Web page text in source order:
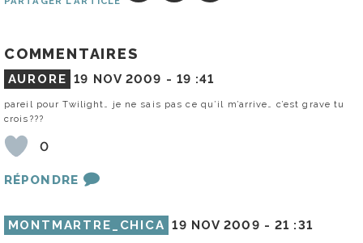
COMMENTAIRES
AURORE 19 NOV 2009 - 19 :41
pareil pour Twilight… je ne sais pas ce qu’il m’arrive… c’est grave tu
crois???
0
RÉPONDRE
MONTMARTRE_CHICA 19 NOV 2009 -21 :31